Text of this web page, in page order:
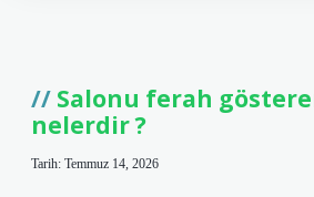
Fikir
Esintileri
Yazılar
Salonu ferah
nelerdir ?
Tarih: Temmuz 14, 2026